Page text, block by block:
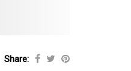
Share: